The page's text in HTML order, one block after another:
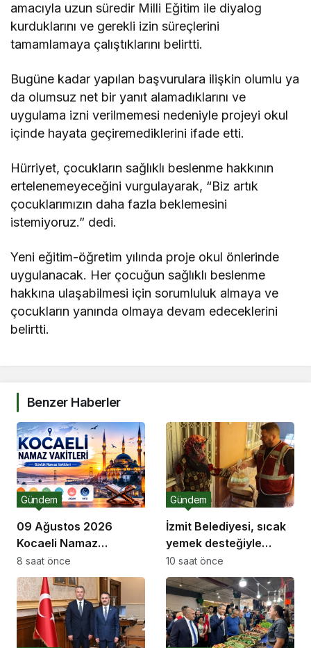
amacıyla uzun süredir Milli Eğitim ile diyalog
kurduklarını ve gerekli izin süreçlerini
tamamlamaya çalıştıklarını belirtti.
Bugüne kadar yapılan başvurulara ilişkin olumlu ya
da olumsuz net bir yanıt alamadıklarını ve
uygulama izni verilmemesi nedeniyle projeyi okul
içinde hayata geçiremediklerini ifade etti.
Hürriyet, çocukların sağlıklı beslenme hakkının
ertelenemeyeceğini vurgulayarak, “Biz artık
çocuklarımızın daha fazla beklemesini
istemiyoruz.” dedi.
Yeni eğitim-öğretim yılında proje okul önlerinde
uygulanacak. Her çocuğun sağlıklı beslenme
hakkına ulaşabilmesi için sorumluluk almaya ve
çocukların yanında olmaya devam edeceklerini
belirtti.
Benzer Haberler
09 Ağustos 2026
Kocaeli Namaz
Vakitleri
Gündem
8 saat önce
İzmit Belediyesi, sıcak
yemek desteğiyle
dayanışmayı
güçlendiriyor
Gündem
10 saat önce